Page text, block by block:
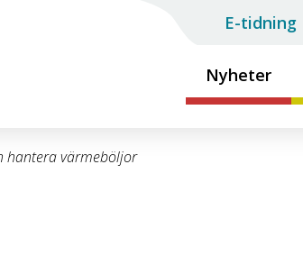
Nyheter
E-tidning
hantera värmeböljor